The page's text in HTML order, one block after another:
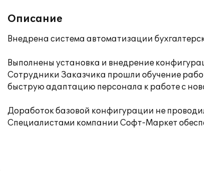
Описание
Внедрена система автоматизации
Выполнены установка и внедрение
Сотрудники Заказчика прошли обучение
быструю адаптацию персонала к работе с
Доработок базовой конфигурации не
Специалистами компании Софт-Маркет